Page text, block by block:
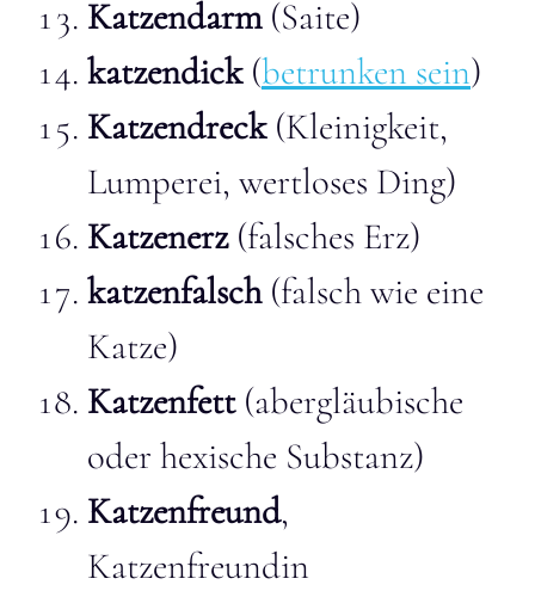
Katzendarm(Saite)
katzendick(betrunken sein)
Katzendreck(Kleinigkeit,
Lumperei, wertloses Ding)
Katzenerz(falsches Erz)
katzenfalsch(falsch wie eine
Katze)
Katzenfett(abergläubische
oder hexische Substanz)
Katzenfreund,
Katzenfreundin